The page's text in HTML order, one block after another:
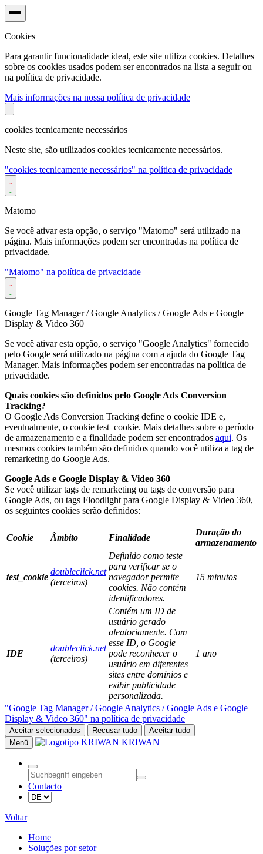
Cookies
Para garantir funcionalidade ideal, este site utiliza cookies. Detalhes
sobre os cookies usados podem ser encontrados na lista a seguir ou
na política de privacidade.
Mais informações na nossa política de privacidade
cookies tecnicamente necessários
Neste site, são utilizados cookies tecnicamente necessários.
"cookies tecnicamente necessários" na política de privacidade
Matomo
Se você ativar esta opção, o serviço "Matomo" será utilizado na
página. Mais informações podem ser encontradas na política de
privacidade.
"Matomo" na política de privacidade
Google Tag Manager / Google Analytics / Google Ads e Google
Display & Video 360
Se você ativar esta opção, o serviço "Google Analytics" fornecido
pelo Google será utilizado na página com a ajuda do Google Tag
Manager. Mais informações podem ser encontradas na política de
privacidade.
Quais cookies são definidos pelo Google Ads Conversion
Tracking?
O Google Ads Conversion Tracking define o cookie IDE e,
eventualmente, o cookie test_cookie. Mais detalhes sobre o período
de armazenamento e a finalidade podem ser encontrados aqui. Os
mesmos cookies também são definidos quando você utiliza a tag de
remarketing do Google Ads.
Google Ads e Google Display & Video 360
Se você utilizar tags de remarketing ou tags de conversão para
Google Ads, ou tags Floodlight para Google Display & Video 360,
os seguintes cookies serão definidos:
Cookie Âmbito Finalidade
Duração do
armazenamento
test_cookie
doubleclick.net
(terceiros)
Definido como teste
para verificar se o
navegador permite
cookies. Não contém
identificadores.
15 minutos
IDE
doubleclick.net
(terceiros)
Contém um ID de
usuário gerado
aleatoriamente. Com
esse ID, o Google
pode reconhecer o
usuário em diferentes
sites entre domínios e
exibir publicidade
personalizada.
1 ano
"Google Tag Manager / Google Analytics / Google Ads e Google
Display & Video 360" na política de privacidade
Aceitar selecionados Recusar tudo
Aceitar tudo
Menü
KRIWAN
Contacto
Voltar
Home
Soluções por setor